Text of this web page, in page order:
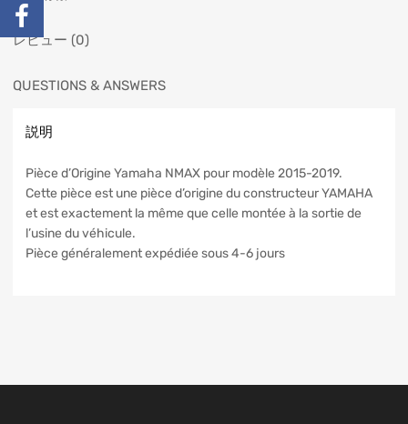
レビュー (0)
QUESTIONS & ANSWERS
説明
Pièce d’Origine Yamaha NMAX pour modèle 2015-2019.
Cette pièce est une pièce d’origine du constructeur YAMAHA
et est exactement la même que celle montée à la sortie de
l’usine du véhicule.
Pièce généralement expédiée sous 4-6 jours